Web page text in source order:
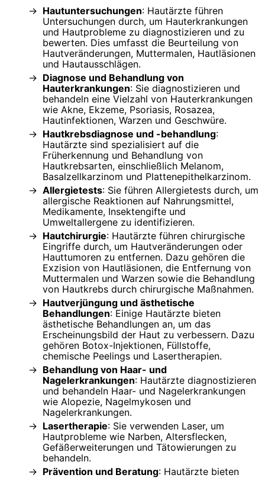
Hautuntersuchungen: Hautärzte führen
Untersuchungen durch, um Hauterkrankungen
und Hautprobleme zu diagnostizieren und zu
bewerten. Dies umfasst die Beurteilung von
Hautveränderungen, Muttermalen, Hautläsionen
und Hautausschlägen.
Diagnose und Behandlung von
Hauterkrankungen: Sie diagnostizieren und
behandeln eine Vielzahl von Hauterkrankungen
wie Akne, Ekzeme, Psoriasis, Rosazea,
Hautinfektionen, Warzen und Geschwüre.
Hautkrebsdiagnose und -behandlung:
Hautärzte sind spezialisiert auf die
Früherkennung und Behandlung von
Hautkrebsarten, einschließlich Melanom,
Basalzellkarzinom und Plattenepithelkarzinom.
Allergietests: Sie führen Allergietests durch, um
allergische Reaktionen auf Nahrungsmittel,
Medikamente, Insektengifte und
Umweltallergene zu identifizieren.
Hautchirurgie: Hautärzte führen chirurgische
Eingriffe durch, um Hautveränderungen oder
Hauttumoren zu entfernen. Dazu gehören die
Exzision von Hautläsionen, die Entfernung von
Muttermalen und Warzen sowie die Behandlung
von Hautkrebs durch chirurgische Maßnahmen.
Hautverjüngung und ästhetische
Behandlungen: Einige Hautärzte bieten
ästhetische Behandlungen an, um das
Erscheinungsbild der Haut zu verbessern. Dazu
gehören Botox-Injektionen, Füllstoffe,
chemische Peelings und Lasertherapien.
Behandlung von Haar- und
Nagelerkrankungen: Hautärzte diagnostizieren
und behandeln Haar- und Nagelerkrankungen
wie Alopezie, Nagelmykosen und
Nagelerkrankungen.
Lasertherapie: Sie verwenden Laser, um
Hautprobleme wie Narben, Altersflecken,
Gefäßerweiterungen und Tätowierungen zu
behandeln.
Prävention und Beratung: Hautärzte bieten